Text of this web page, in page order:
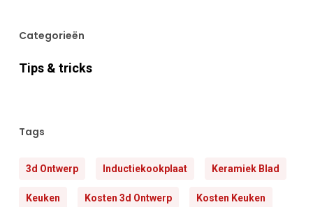
Categorieën
Tips & tricks
Tags
3d Ontwerp Inductiekookplaat Keramiek Blad
Keuken Kosten 3d Ontwerp Kosten Keuken